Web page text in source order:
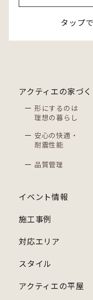
タップ
アクティエの家づく
形にするのは
理想の暮らし
安心の快適・
耐震性能
品質管理
イベント情報
施工事例
対応エリア
スタイル
アクティエの平屋